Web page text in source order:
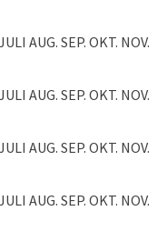
AUG. SEP. OKT. NOV.
AUG. SEP. OKT. NOV.
AUG. SEP. OKT. NOV.
AUG. SEP. OKT. NOV.